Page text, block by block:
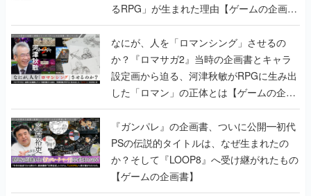
るRPG」が生まれた理由【ゲームの企画
書】
なにが、人を「ロマンシング」させるの
か？『ロマサガ2』当時の企画書とキャラ
設定画から迫る、河津秋敏がRPGに生み出
した「ロマン」の正体とは【ゲームの企画
書】
『ガンパレ』の企画書、ついに公開━初代
PSの伝説的タイトルは、なぜ生まれたの
か？そして『LOOP8』へ受け継がれたもの
【ゲームの企画書】